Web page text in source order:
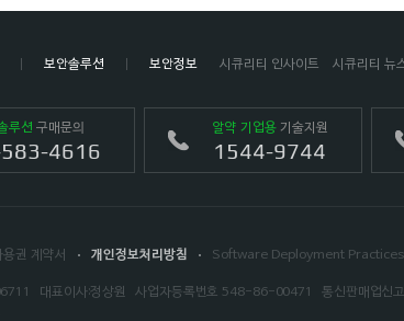
보안솔루션 보안정보 시큐리티 인사이트 시큐리티 뉴
루션 구매문의
4616
알약 기업용 기술지원
1544-9744
권 계약서 개인정보처리방침 Software Deployment
대표이사:정상원 사업자등록번호 548-86-00471 통신판매업신